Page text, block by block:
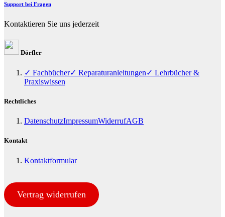
Support bei Fragen
Kontaktieren Sie uns jederzeit
Dörfler
✓ Fachbücher✓ Reparaturanleitungen✓ Lehrbücher &
Praxiswissen
Rechtliches
DatenschutzImpressumWiderrufAGB
Kontakt
Kontaktformular
Vertrag widerrufen